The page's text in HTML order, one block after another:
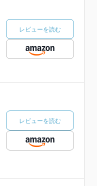
レビューを読む
レビューを読む